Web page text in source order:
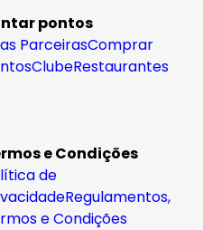
pontos
ParceirasComprar
ClubeRestaurantes
e Condições
de
Regulamentos,
e Condições